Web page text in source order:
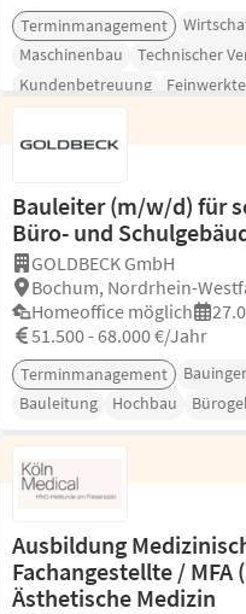
Terminmanagement
Maschinenbau
Technischer
Kundenbetreuung
Bauleiter (m/w/d) für
Büro- und
GOLDBECK GmbH
Bochum, Nordrhein-
Homeoffice möglich
51.500 - 68.000 €/Jahr
Terminmanagement
Bauleitung
Hochbau
Ausbildung
Fachangestellte / MFA
Ästhetische Medizin